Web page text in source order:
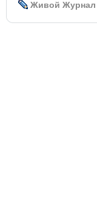
Живой Журнал